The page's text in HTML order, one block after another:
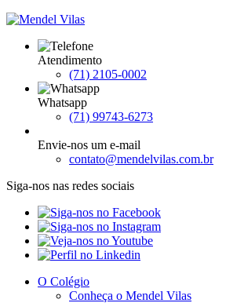
Atendimento
(71) 2105-0002
Whatsapp
(71) 99743-6273
Envie-nos um e-mail
contato@mendelvilas.com.br
Siga-nos nas redes sociais
O Colégio
Conheça o Mendel Vilas